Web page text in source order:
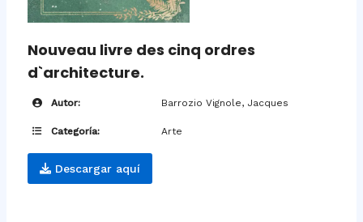
Nouveau livre des cinq ordres
d`architecture.
Autor: Barrozio Vignole, Jacques
Categoría: Arte
Descargar aquí